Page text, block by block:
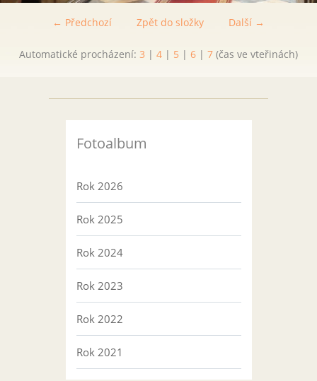
← Předchozí Další →
Zpět do složky
Automatické procházení: 3 | 4 | 5 | 6 | 7 (čas ve vteřinách)
Fotoalbum
Rok 2026
Rok 2025
Rok 2024
Rok 2023
Rok 2022
Rok 2021